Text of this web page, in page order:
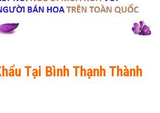
Tại Bình Thạnh Thành